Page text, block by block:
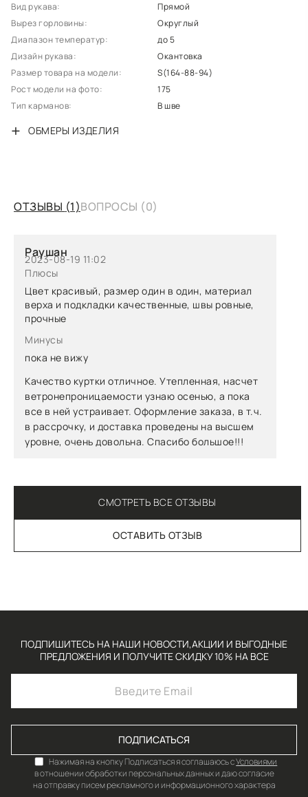
Вид рукава:
Прямой
Вырез горловины:
Округлый
Диапазон температур:
до 5
Дизайн рукава:
Окантовка
Размер товара на модели:
S(164-88-94)
Рост модели на фото:
175
Тип карманов:
В шве
ОБМЕРЫ ИЗДЕЛИЯ
ОТЗЫВЫ (1)ВОПРОСЫ (0)
Раушан
2023-08-19 11:02
Плюсы
Цвет красивый, размер один в один, материал
верха и подкладки качественные, швы ровные,
прочные
Минусы
пока не вижу
Качество куртки отличное. Утепленная, насчет
ветронепроницаемости узнаю осенью, а пока
все в ней устраивает. Оформление заказа, в т.ч.
в рассрочку, и доставка проведены на высшем
уровне, очень довольна. Спасибо большое!!!
СМОТРЕТЬ ВСЕ ОТЗЫВЫ
ОСТАВИТЬ ОТЗЫВ
ПОДПИШИТЕСЬ НА НАШИ НОВОСТИ,АКЦИИ И ВЫГОДНЫЕ
ПРЕДЛОЖЕНИЯ И ПОЛУЧИТЕ СКИДКУ 10% НА ВСЕ
ПОДПИСАТЬСЯ
Нажимая на кнопку Подписаться я соглашаюсь сУсловиями
в отношении обработки персональных данных и даю согласие
на отправку писем рекламного и информационного характера